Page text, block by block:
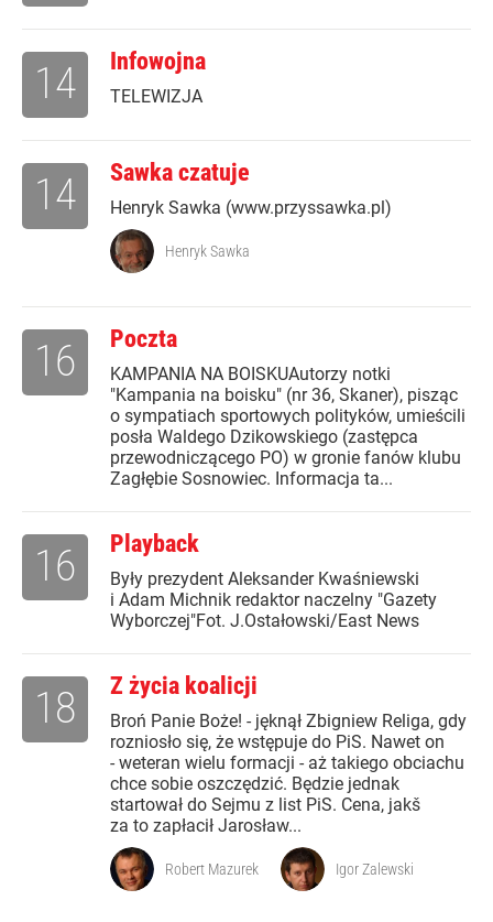
Infowojna
TELEWIZJA
14
Sawka czatuje
Henryk Sawka (www.przyssawka.pl)
14
Henryk Sawka
Poczta
KAMPANIA NA BOISKUAutorzy notki
"Kampania na boisku" (nr 36, Skaner), pisząc
o sympatiach sportowych polityków, umieścili
posła Waldego Dzikowskiego (zastępca
przewodniczącego PO) w gronie fanów klubu
Zagłębie Sosnowiec. Informacja ta...
16
Playback
Były prezydent Aleksander Kwaśniewski
i Adam Michnik redaktor naczelny "Gazety
Wyborczej"Fot. J.Ostałowski/East News
16
Z życia koalicji
Broń Panie Boże! - jęknął Zbigniew Religa, gdy
rozniosło się, że wstępuje do PiS. Nawet on
- weteran wielu formacji - aż takiego obciachu
chce sobie oszczędzić. Będzie jednak
startował do Sejmu z list PiS. Cena, jakš
za to zapłacił Jarosław...
18
Robert Mazurek Igor Zalewski